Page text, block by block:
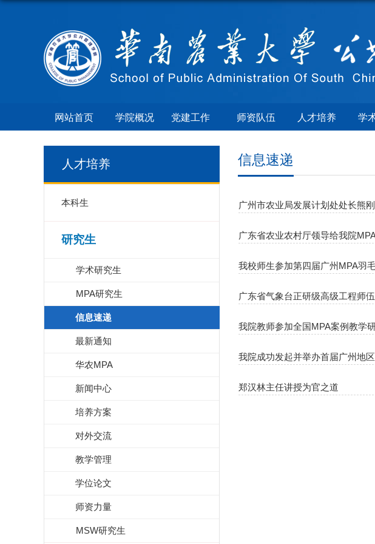
网站首页 学院概况 党建工作 师资队伍 人才培养 学
人才培养
本科生
研究生
学术研究生
MPA研究生
信息速递
最新通知
华农MPA
新闻中心
培养方案
对外交流
教学管理
学位论文
师资力量
MSW研究生
信息速递
广州市农业局发展计划处处长熊
广东省农业农村厅领导给我院
我校师生参加第四届广州MPA羽
广东省气象台正研级高级工程师
我院教师参加全国MPA案例教学
我院成功发起并举办首届广州地
郑汉林主任讲授为官之道